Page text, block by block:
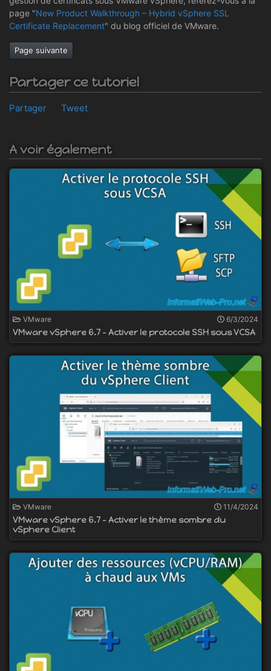
page "New Product Walkthrough – Hybrid vSphere SSL
Certificate Replacement" du blog officiel de VMware.
Page suivante
Partager ce tutoriel
Partager Tweet
A voir également
VMware 6/3/2024
VMware vSphere 6.7 - Activer le protocole SSH sous VCSA
VMware 11/4/2024
VMware vSphere 6.7 - Activer le thème sombre du
vSphere Client